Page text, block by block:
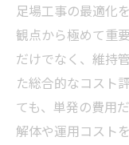
足場工事の最適化
観点から極めて重
だけでなく、維持
た総合的なコスト
ても、単発の費用
解体や運用コスト